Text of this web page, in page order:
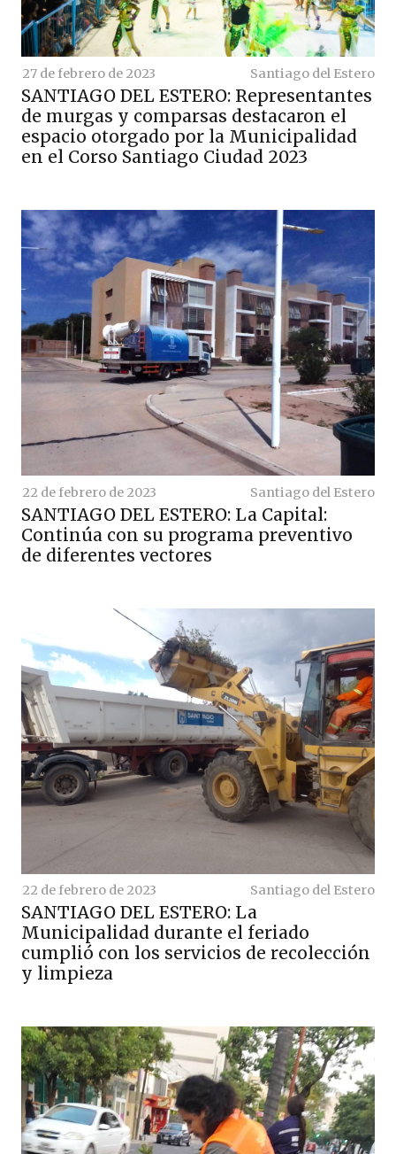
27 de febrero de 2023 Santiago del Estero
SANTIAGO DEL ESTERO: Representantes
de murgas y comparsas destacaron el
espacio otorgado por la Municipalidad
en el Corso Santiago Ciudad 2023
22 de febrero de 2023 Santiago del Estero
SANTIAGO DEL ESTERO: La Capital:
Continúa con su programa preventivo
de diferentes vectores
22 de febrero de 2023 Santiago del Estero
SANTIAGO DEL ESTERO: La
Municipalidad durante el feriado
cumplió con los servicios de recolección
y limpieza